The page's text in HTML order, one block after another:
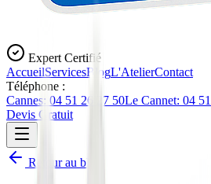
Expert Certifié
AccueilServicesBlogL'AtelierContact
Téléphone :
Cannes: 04 51 26 27 50Le Cannet: 04
Devis Gratuit
Retour au blog